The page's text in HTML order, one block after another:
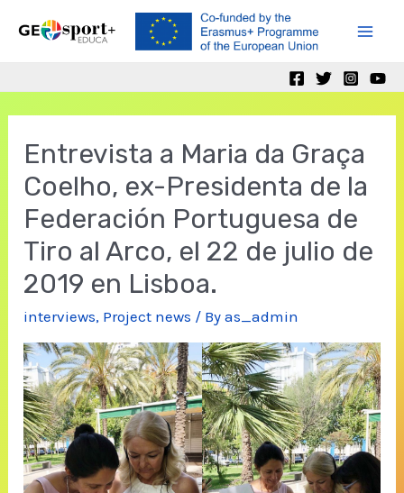
Entrevista a Maria da Graça
Coelho, ex-Presidenta de la
Federación Portuguesa de
Tiro al Arco, el 22 de julio de
2019 en Lisboa.
interviews, Project news / Byas_admin